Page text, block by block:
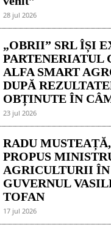
28 jul 2026
„OBRII” SRL ÎȘI
PARTENERIATUL
ALFA SMART
DUPĂ
OBȚINUTE ÎN
23 jul 2026
RADU MUSTEAȚĂ,
PROPUS
AGRICULTURII ÎN
GUVERNUL
TOFAN
17 jul 2026